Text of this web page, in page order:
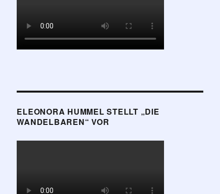
ELEONORA HUMMEL STELLT „DIE
WANDELBAREN“ VOR